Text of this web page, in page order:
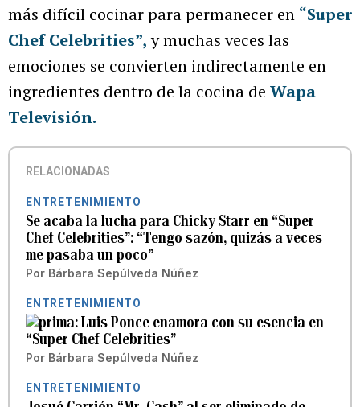
más difícil cocinar para permanecer en “Super
Chef Celebrities”,y muchas veces las
emociones se convierten indirectamente en
ingredientes dentro de la cocina de Wapa
Televisión.
RELACIONADAS
ENTRETENIMIENTO
Se acaba la lucha para Chicky Starr en “Super
Chef Celebrities”: “Tengo sazón, quizás a veces
me pasaba un poco”
Por Bárbara Sepúlveda Núñez
ENTRETENIMIENTO
Luis Ponce enamora con su esencia en
“Super Chef Celebrities”
Por Bárbara Sepúlveda Núñez
ENTRETENIMIENTO